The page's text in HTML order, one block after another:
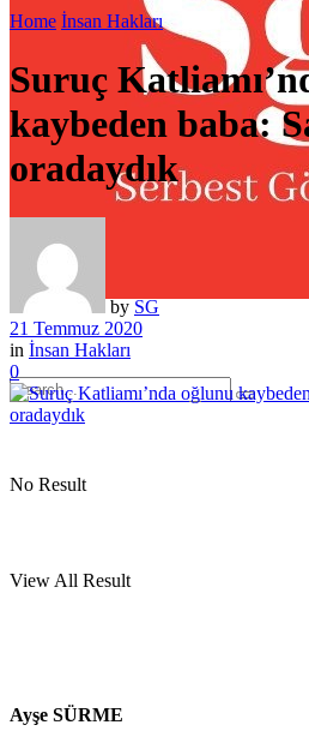
No Result
View All Result
Home İnsan Hakları
Suruç
kaybeden baba:
oradaydık
by SG
21 Temmuz 2020
in İnsan Hakları
0
Ayşe SÜRME